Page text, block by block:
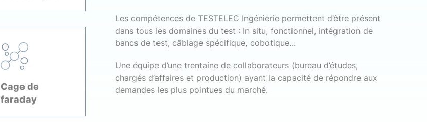
Les compétences de TESTELEC Ingénierie permettent d’être présent
dans tous les domaines du test : In situ, fonctionnel, intégration de
bancs de test, câblage spécifique, cobotique...
Une équipe d’une trentaine de collaborateurs (bureau d’études,
chargés d’affaires et production) ayant la capacité de répondre aux
demandes les plus pointues du marché.
Cage de
faraday